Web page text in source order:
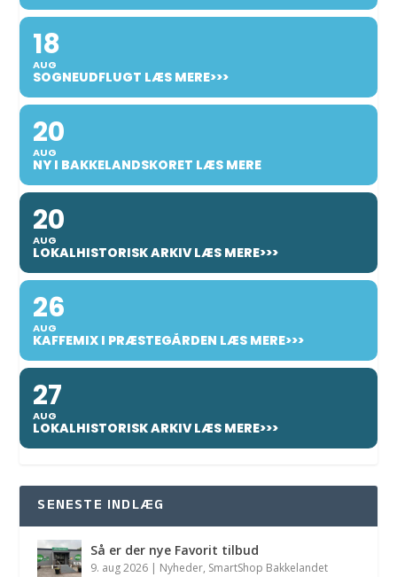
18
AUG
SOGNEUDFLUGT LÆS MERE>>>
20
AUG
NY I BAKKELANDSKORET LÆS MERE
20
AUG
LOKALHISTORISK ARKIV LÆS MERE>>>
26
AUG
KAFFEMIX I PRÆSTEGÅRDEN LÆS MERE>>>
27
AUG
LOKALHISTORISK ARKIV LÆS MERE>>>
SENESTE INDLÆG
Så er der nye Favorit tilbud
9. aug 2026 Nyheder, SmartShop Bakkelandet